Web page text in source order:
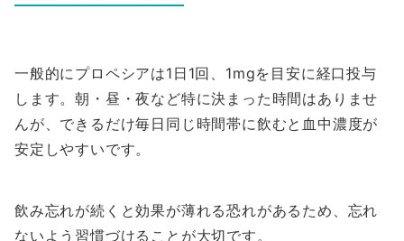
一般的にプロペシアは1日1回、1mgを目安に経口投与
します。朝・昼・夜など特に決まった時間はありませ
んが、できるだけ毎日同じ時間帯に飲むと血中濃度が
安定しやすいです。
飲み忘れが続くと効果が薄れる恐れがあるため、忘れ
ないよう習慣づけることが大切です。